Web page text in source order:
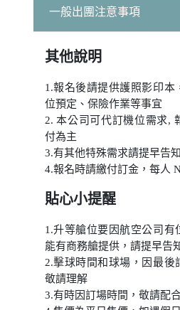
一般出團注意事項
其他說明
1.報名後請提供護照影印本
位預定、保險作業等事宜
2. 本公司可代訂機位需求,
付為主
3.有其他特殊需求請提早告
4.報名時請繳付訂金，每人
貼心小提醒
1.升等艙位要因航空公司有
能有商務艙提供，請提早告
2.擊球時間和球場，因最後
敬請理解
3.有時因訂場時間，敬請配